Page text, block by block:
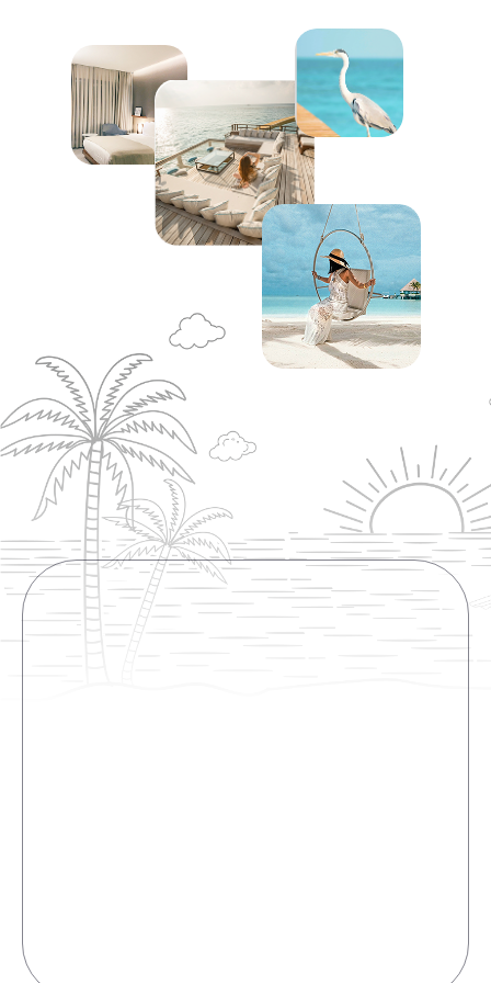
или же одежду. Следующая остановка - это
прыжки с корабля в открытое море
неподалеку от острова похожего на
черепаху. Конечно же на этом наше
путешествие не заканчивается, и через пару
дней мы едем на термальные источники,
где вода в искусственных бассейнах
достигает 37 градусов. Там находится три
оборудованных источника, каждый из
которых имеет разные свойства. Эти
бассейны хороши для людей, у которых
проблемы с суставами,сердцем,сосудами и
т.д Территория очень большая, там можно
погулять, постоять под водопадами. В
общем, очень приятная поездка. Так же мы
посетили город водопадов в Эдессе. Что
может быть прекрасней шума воды в
тишине.... Перед вылетом мы решили
съездить в Технопарк и позже погулять по
торговому центру Космос. Технопарк
оказался очень интересным местом,тем кто
не любит слушать скучные и нудные
экскурсии именно сюда.... В этом музее есть